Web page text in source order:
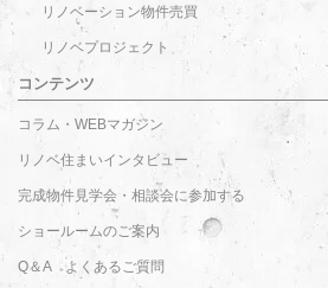
リノベーション物件売買
リノベプロジェクト
コンテンツ
コラム・WEBマガジン
リノベ住まいインタビュー
完成物件見学会・相談会に参加する
ショールームのご案内
Q＆A よくあるご質問